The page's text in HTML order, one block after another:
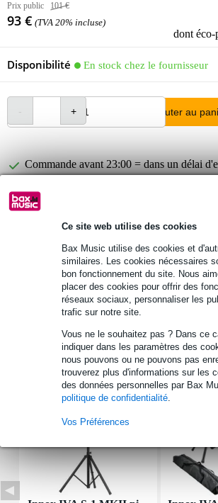
Ce site web utilise des cookies
Bax Music utilise des cookies et
similaires. Les cookies nécessaires
bon fonctionnement du site. Nous
placer des cookies pour offrir des
réseaux sociaux, personnaliser les
trafic sur notre site.
Vous ne le souhaitez pas ? Dans ce
indiquer dans les paramètres des
nous pouvons ou ne pouvons pas
trouverez plus d'informations sur les
des données personnelles par Bax
politique de confidentialité
Vos Préférences
Prix public 101 €
93 € (TVA 20% incluse)
dont
Disponibilité En stock chez le fournisseur
Ajouter au
Commande avant 23:00 = dans un délai
Retours gratuits
30 jours satisfait ou remboursé
Informations
Afficher toutes les caractéristiques du produit
Accessoires (8)